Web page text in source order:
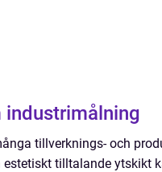
industrimålning
tillverknings- och
tilltalande ytskikt